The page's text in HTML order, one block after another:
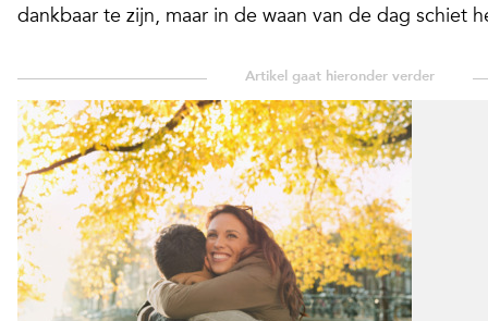
dankbaar te zijn, maar in de waan van de dag schiet